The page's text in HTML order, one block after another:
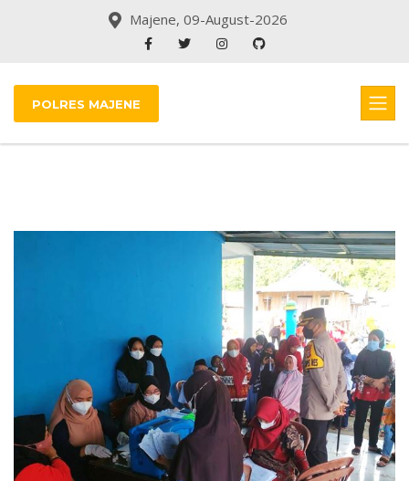
Majene, 09-August-2026
POLRES MAJENE